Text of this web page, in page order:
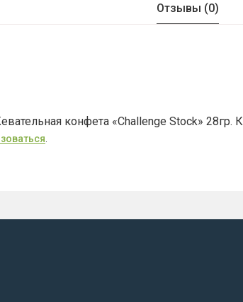
Stock"
Отзывы (0)
конфета «Challenge Stock» 28гр.